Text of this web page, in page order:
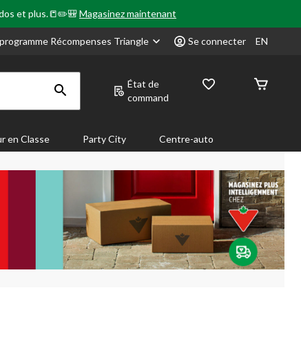
et plus.📒✏️🎒Magasinez maintenant
Récompenses Triangle Se connecter EN
État de
command
en Classe Party City Centre-auto